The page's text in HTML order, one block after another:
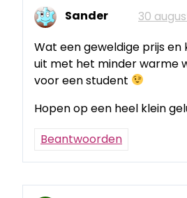
Sander
30
Wat een geweldige prijs
uit met het minder warme
voor een student
Hopen op een heel klein
Beantwoorden